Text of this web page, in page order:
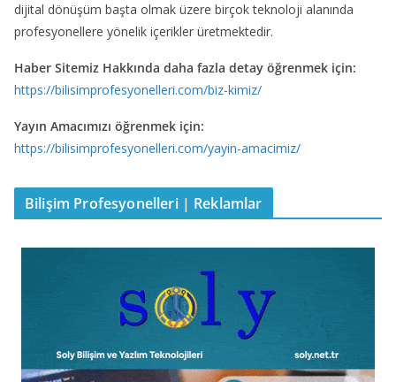
dijital dönüşüm başta olmak üzere birçok teknoloji alanında
profesyonellere yönelik içerikler üretmektedir.
Haber Sitemiz Hakkında daha fazla detay öğrenmek için:
https://bilisimprofesyonelleri.com/biz-kimiz/
Yayın Amacımızı öğrenmek için:
https://bilisimprofesyonelleri.com/yayin-amacimiz/
Bilişim Profesyonelleri | Reklamlar